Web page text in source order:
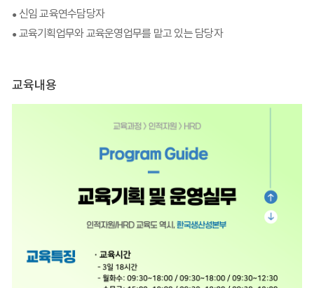
●신임 교육연수담당자
●교육기획업무와 교육운영업무를 맡고 있는 담당자
교육내용